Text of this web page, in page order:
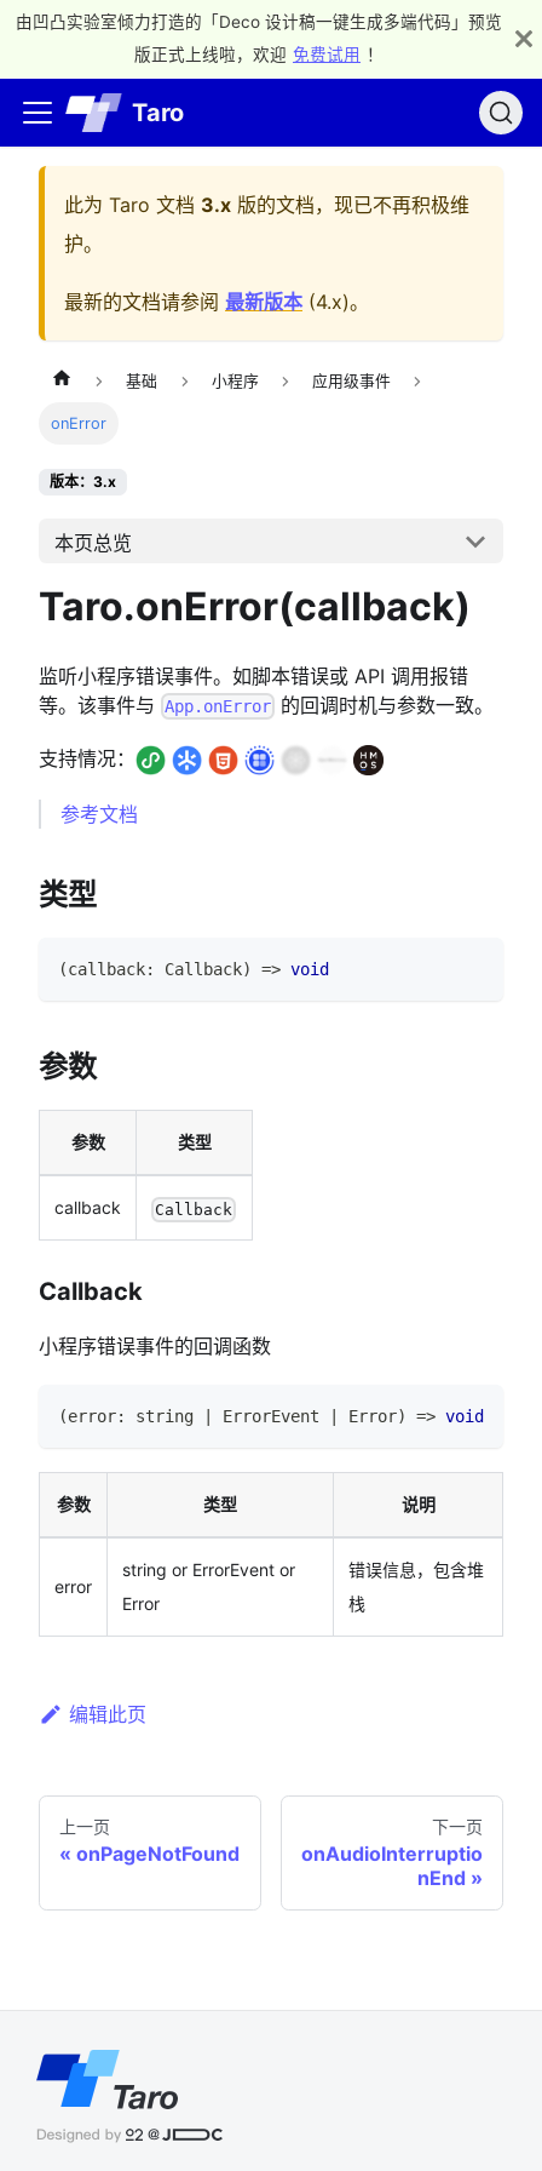
由凹凸实验室倾力打造的「Deco 设计稿一键生成多端代码」预览
版正式上线啦，欢迎 免费试用 ！
Taro
此为 Taro 文档 3.x 版的文档，现已不再积极维
护。
最新的文档请参阅 最新版本 (4.x)。
基础 小程序 应用级事件
onError
版本：3.x
本页总览
Taro.onError(callback)
监听小程序错误事件。如脚本错误或 API 调用报错
等。该事件与 App.onError 的回调时机与参数一致。
支持情况：
参考文档
类型
(callback: Callback) => void
参数
参数 类型
callback Callback
Callback
小程序错误事件的回调函数
(error: string ErrorEvent Error) => void
参数 类型 说明
error
string or ErrorEvent or
Error
错误信息，包含堆
栈
编辑此页
上一页
onPageNotFound
下一页
onAudioInterruptio
nEnd